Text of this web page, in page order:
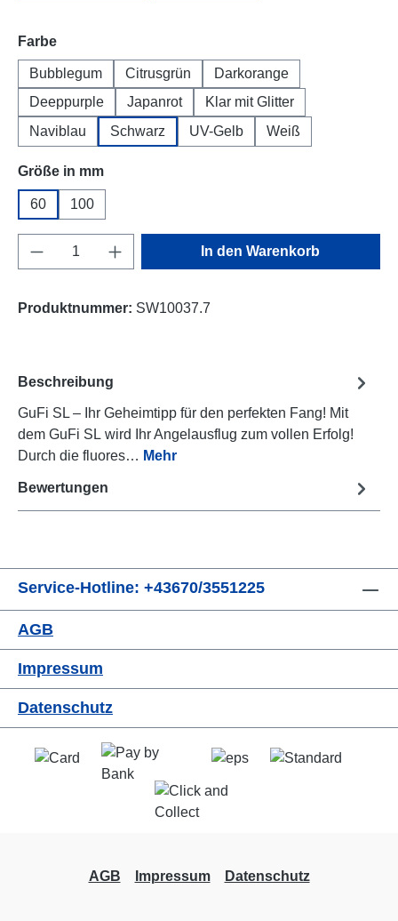
Farbeauswählen
Bubblegum Citrusgrün
Darkorange
Deeppurple
Japanrot
Klar mit Glitter
Naviblau
Schwarz UV-Gelb Weiß
Größe in mmauswählen
60 100
Produkt Anzahl: Gib den gewünschten
In den Warenkorb
Produktnummer: SW10037.7
Beschreibung
GuFi SL – Ihr Geheimtipp für den perfekten Fang! Mit
dem GuFi SL wird Ihr Angelausflug zum vollen Erfolg!
Durch die fluores… Mehr
Bewertungen
Service-Hotline: +43670/3551225
AGB
Impressum
Datenschutz
AGB Impressum Datenschutz